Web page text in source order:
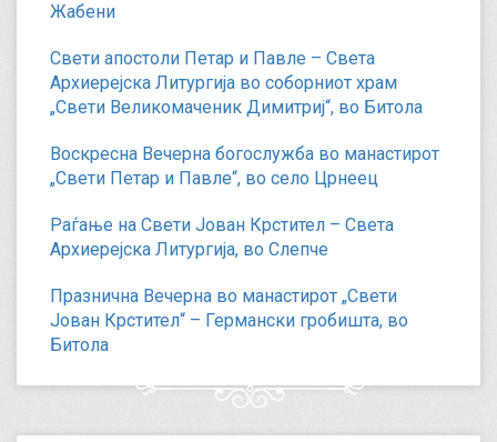
Жабени
Свети апостоли Петар и Павле – Света
Архиерејска Литургија во соборниот храм
„Свети Великомаченик Димитриј“, во Битола
Воскресна Вечерна богослужба во манастирот
„Свети Петар и Павле“, во село Црнеец
Раѓање на Свети Јован Крстител – Света
Архиерејска Литургија, во Слепче
Празнична Вечерна во манастирот „Свети
Јован Крстител“ – Германски гробишта, во
Битола